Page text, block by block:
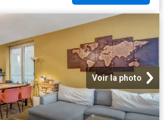
Voir la photo